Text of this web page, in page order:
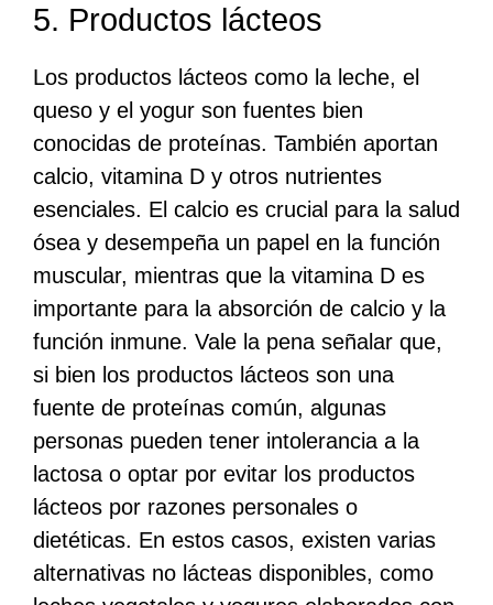
5. Productos lácteos
Los productos lácteos como la leche, el
queso y el yogur son fuentes bien
conocidas de proteínas. También aportan
calcio, vitamina D y otros nutrientes
esenciales. El calcio es crucial para la salud
ósea y desempeña un papel en la función
muscular, mientras que la vitamina D es
importante para la absorción de calcio y la
función inmune. Vale la pena señalar que,
si bien los productos lácteos son una
fuente de proteínas común, algunas
personas pueden tener intolerancia a la
lactosa o optar por evitar los productos
lácteos por razones personales o
dietéticas. En estos casos, existen varias
alternativas no lácteas disponibles, como